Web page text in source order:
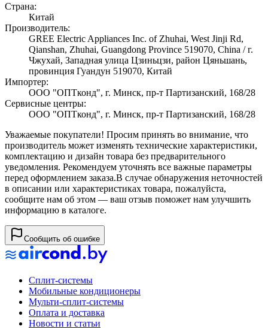
Страна:
Китай
Производитель:
GREE Electric Appliances Inc. of Zhuhai, West Jinji Rd,
Qianshan, Zhuhai, Guangdong Province 519070, China / г.
Чжухай, Западная улица Цзиньцзи, район Цяньшань,
провинция Гуандун 519070, Китай
Импортер:
ООО "ОПТконд", г. Минск, пр-т Партизанский, 168/28
Сервисные центры:
ООО "ОПТконд", г. Минск, пр-т Партизанский, 168/28
Уважаемые покупатели! Просим принять во внимание, что
производитель может изменять технические характеристики,
комплектацию и дизайн товара без предварительного
уведомления. Рекомендуем уточнять все важные параметры
перед оформлением заказа.В случае обнаружения неточностей
в описании или характеристиках товара, пожалуйста,
сообщите нам об этом — ваш отзыв поможет нам улучшить
информацию в каталоге.
Сообщить об ошибке
Сплит-системы
Мобильные кондиционеры
Мульти-сплит-системы
Оплата и доставка
Новости и статьи